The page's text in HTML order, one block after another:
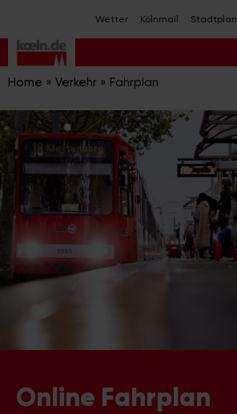
Inhalt
springen
Wetter Kölnmail Stadtplan
Home » Verkehr » Fahrplan
Online Fahrplan